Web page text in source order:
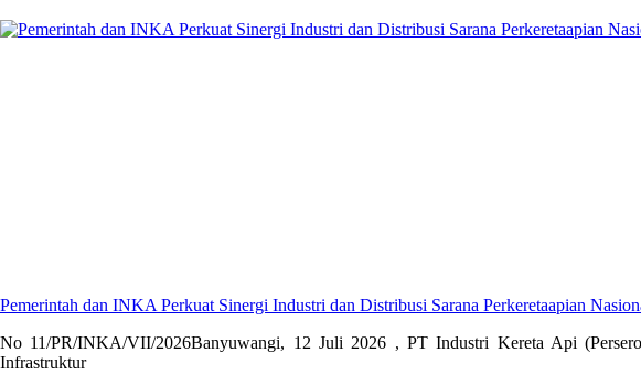
Pemerintah dan INKA Perkuat Sinergi Industri dan Distribusi Sarana Perkeretaapian
No 11/PR/INKA/VII/2026Banyuwangi, 12 Juli 2026 , PT Industri Kereta Api
Infrastruktur